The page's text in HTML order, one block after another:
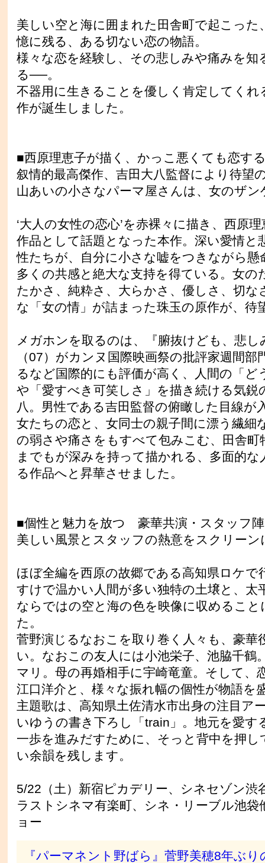
美しい空と海に囲まれた田舎町で起こった
憶に残る、ある切ない恋の物語。
様々な恋を経験し、その悲しみや痛みを知
る──。
不器用に生きることを優しく肯定してくれ
作が誕生しました。
■西原理恵子が描く、かっこ悪くても恋す
叙情的最高傑作、吉田大八監督により待望
山あいの小さなパーマ屋さんは、女のザ
‘大人の女性の恋心’を赤裸々に描き、西原
作品として話題となった本作。深い愛情と
性たちが、自分に小さな嘘をつきながら懸
多くの共感と絶大な支持を得ている。女の
たかさ、純粋さ、大らかさ、優しさ、切
な「女の情」が詰まった珠玉の原作が、待
メガホンを取るのは、『腑抜けども、悲し
（07）がカンヌ国際映画祭の批評家週間部
るなど国際的にも評価が高く、人間の「ど
や「愛すべき可笑しさ」を描き続ける気鋭
八。男性である吉田監督の俯瞰した目線が
女たちの恋と、女同士の親子間に漂う繊細
の弱さや痛さをもすべて包みこむ、田舎町
までもが深みを持って描かれる、多面的な
る作品へと昇華させました。
■個性と魅力を放つ 豪華共演・スタッフ陣
美しい風景とスタッフの熱意をスクリーン
ほぼ全編を西原の故郷である高知県ロケで
すけで温かい人間が多い独特の土壌と、太
ならではの空と海の色を映像に収めるこ
た。
菅野演じるなおこを取り巻く人々も、豪華
い。なおこの友人には小池栄子、池脇千鶴
マリ。母の再婚相手に宇崎竜童。そして、
江口洋介と、様々な振れ幅の個性が物語を
主題歌は、高知県土佐清水市出身の注目ア
いゆうの書き下ろし「train」。地元を愛す
一歩を進みだすために、そっと背中を押し
い余韻を残します。
5/22（土）新宿ピカデリー、シネセゾン渋
ラストシネマ有楽町、シネ・リーブル池袋
ョー
『パーマネント野ばら』菅野美穂8年ぶり